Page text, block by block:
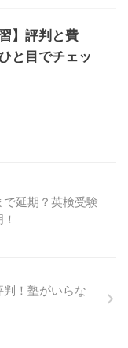
】評判と費
と目でチェッ
延期？英検受験
判！塾がいらな